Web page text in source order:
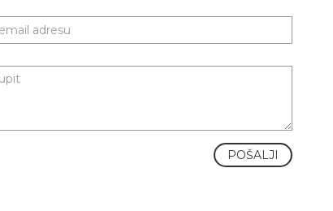
POŠALJI